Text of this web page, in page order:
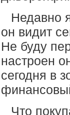
Недавно
он видит
Не буду
настроен
сегодня в
Что